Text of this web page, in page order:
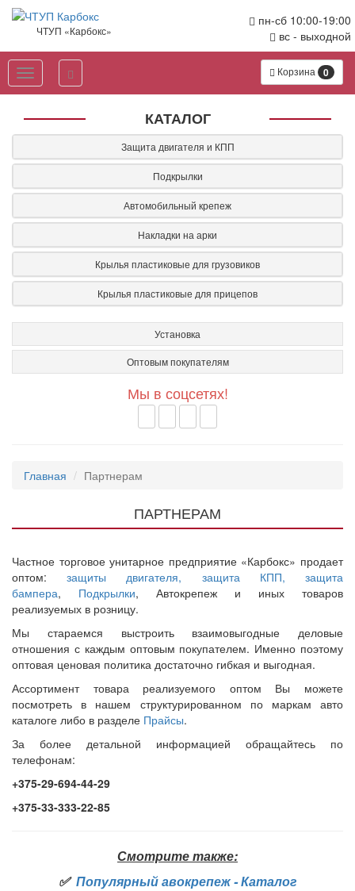
Перейти
основному
содержанию
ЧТУП «Карбокс»
пн-сб 10:00-19:00
вс - выходной
Корзина 0
Toggle
navigation
КАТАЛОГ
Защита двигателя и КПП
Подкрылки
Автомобильный крепеж
Накладки на арки
Крылья пластиковые для грузовиков
Крылья пластиковые для прицепов
Установка
Оптовым покупателям
Мы в соцсетях!
Главная Партнерам
ПАРТНЕРАМ
Частное торговое унитарное предприятие «Карбокс» продает
оптом:защиты двигателя, защита КПП, защита
бампера, Подкрылки, Автокрепеж и иных товаров
реализуемых в розницу.
Мы стараемся выстроить взаимовыгодные деловые
отношения с каждым оптовым покупателем. Именно поэтому
оптовая ценовая политика достаточно гибкая и выгодная.
Ассортимент товара реализуемого оптом Вы можете
посмотреть в нашем структурированном по маркам авто
каталоге либо в разделе Прайсы.
За более детальной информацией обращайтесь по
телефонам:
+375-29-694-44-29
+375-33-333-22-85
Смотрите также:
✅ Популярный авокрепеж - Каталог